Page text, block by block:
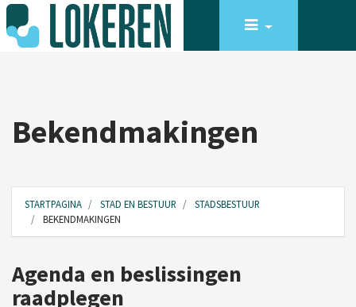
Bekendmakingen
STARTPAGINA STAD EN BESTUUR
STADSBESTUUR
BEKENDMAKINGEN
Agenda en beslissingen
raadplegen